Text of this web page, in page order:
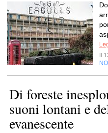
Il
Di foreste
suoni lontani e
evanescente